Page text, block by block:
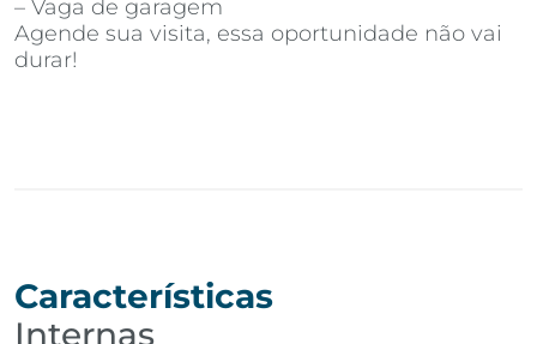
– Vaga de garagem
Agende sua visita, essa oportunidade não vai
durar!
Características
Internas